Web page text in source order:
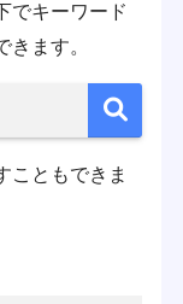
でキーワード
ます。
こともできま